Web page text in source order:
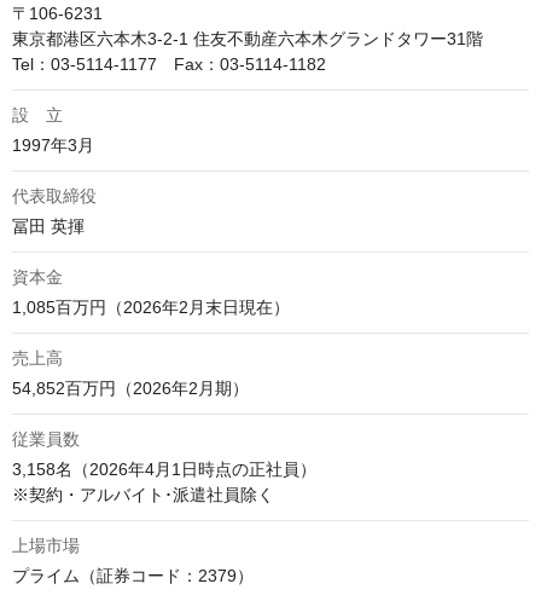
〒106-6231
東京都港区六本木3-2-1 住友不動産六本木グランドタワー31階
Tel：03-5114-1177　Fax：03-5114-1182
設 立
1997年3月
代表取締役
冨田 英揮
資本金
1,085百万円（2026年2月末日現在）
売上高
54,852百万円（2026年2月期）
従業員数
3,158名（2026年4月1日時点の正社員）
※契約・アルバイト･派遣社員除く
上場市場
プライム（証券コード：2379）